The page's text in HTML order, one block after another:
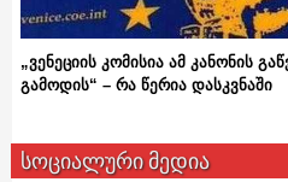
„ვენეციის კომისია ამ კანონის
გამოდის“ – რა წერია დასკვნაში
სოციალური მედია